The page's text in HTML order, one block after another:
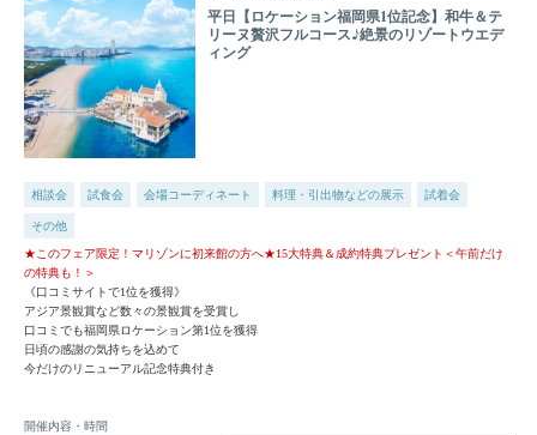
平日【ロケーション福岡県1位記念】和牛＆テ
リーヌ贅沢フルコース♪絶景のリゾートウエデ
ィング
相談会 試食会 会場コーディネート 料理・引出物などの展示 試着会
その他
★このフェア限定！マリゾンに初来館の方へ★15大特典＆成約特典プレゼント＜午前だけ
の特典も！＞
《口コミサイトで1位を獲得》
アジア景観賞など数々の景観賞を受賞し
口コミでも福岡県ロケーション第1位を獲得
日頃の感謝の気持ちを込めて
今だけのリニューアル記念特典付き
開催内容・時間